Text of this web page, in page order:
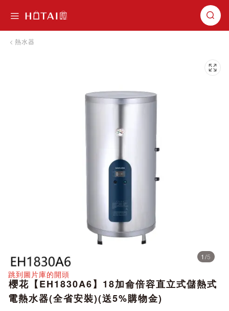
熱水器
1 /5
跳到圖片庫的開頭
分享
櫻花【EH1830A6】18加侖倍容直立式儲熱式
電熱水器(全省安裝)(送5%購物金)